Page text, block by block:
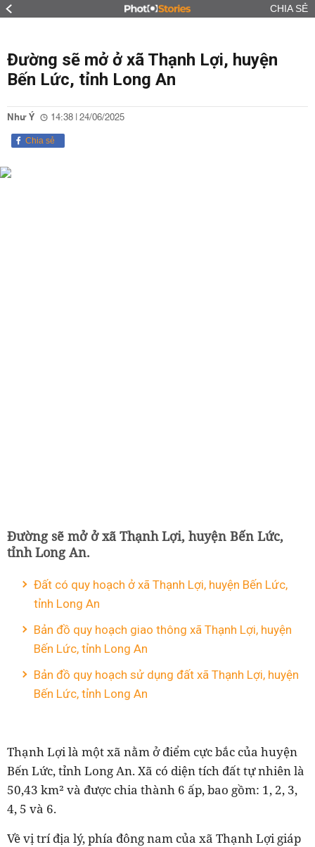
CHIA SẺ
Đường sẽ mở ở xã Thạnh Lợi, huyện
Bến Lức, tỉnh Long An
Như Ý 14:38 | 24/06/2025
Chia sẻ
Đường sẽ mở ở xã Thạnh Lợi, huyện Bến Lức,
tỉnh Long An.
Đất có quy hoạch ở xã Thạnh Lợi, huyện Bến Lức,
tỉnh Long An
Bản đồ quy hoạch giao thông xã Thạnh Lợi, huyện
Bến Lức, tỉnh Long An
Bản đồ quy hoạch sử dụng đất xã Thạnh Lợi, huyện
Bến Lức, tỉnh Long An
Thạnh Lợi là một xã nằm ở điểm cực bắc của huyện
Bến Lức, tỉnh Long An. Xã có diện tích đất tự nhiên là
50,43 km² và được chia thành 6 ấp, bao gồm: 1, 2, 3,
4, 5 và 6.
Về vị trí địa lý, phía đông nam của xã Thạnh Lợi giáp